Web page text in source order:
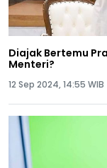
Diajak Bertemu
Menteri?
12 Sep 2024, 14:55 WIB